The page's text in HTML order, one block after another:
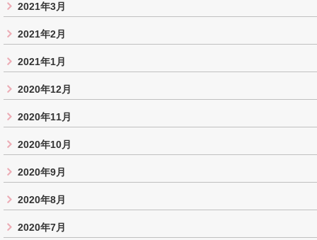
2021年3月
2021年2月
2021年1月
2020年12月
2020年11月
2020年10月
2020年9月
2020年8月
2020年7月